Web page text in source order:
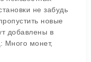
не забудь
новые
добавлены в
Много монет,